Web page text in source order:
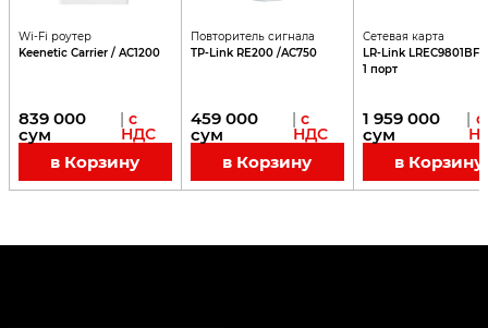
Wi-Fi роутер
Keenetic Carrier / AC1200
839 000
сум
| с
НДС
в Корзину
Повторитель сигнала
TP-Link RE200 /AC750
459 000
сум
| с
НДС
в Корзину
Сетевая карта
LR-Link LREC9801BF-
1 порт
1 959 000
сум
| с
в Корзину